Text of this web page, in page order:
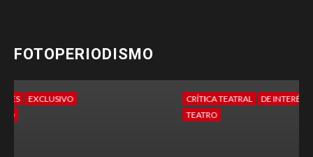
FOTOPERIODISMO
CRÍTICA TEATRAL
FOTO PERIODISMO